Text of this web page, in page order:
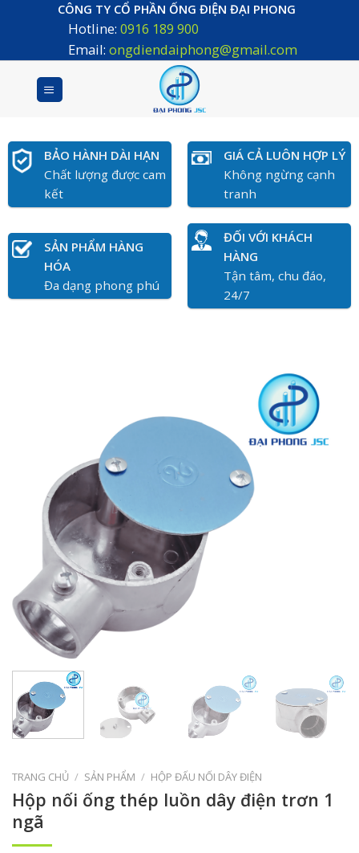
CÔNG TY CỔ PHẦN ỐNG ĐIỆN ĐẠI PHONG
Hotline: 0916 189 900
Email: ongdiendaiphong@gmail.com
BẢO HÀNH DÀI HẠN
Chất lượng được cam
kết
GIÁ CẢ LUÔN HỢP LÝ
Không ngừng cạnh
tranh
SẢN PHẨM HÀNG
HÓA
Đa dạng phong phú
ĐỐI VỚI KHÁCH
HÀNG
Tận tâm, chu đáo,
24/7
TRANG CHỦ / SẢN PHẨM / HỘP ĐẤU NỐI DÂY ĐIỆN
Hộp nối ống thép luồn dây điện trơn 1
ngã